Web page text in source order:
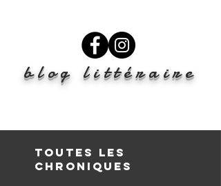
blog littéraire
TOUTES LES
CHRONIQUES